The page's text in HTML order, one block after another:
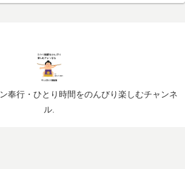
奉行・ひとり時間をのんびり楽しむチャンネ
ル.